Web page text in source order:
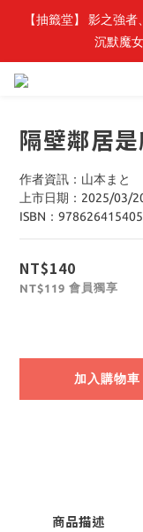
最新開賣
【抽籤堂】 影之強
沉默魔
隔壁鄰居是
作者資訊：山本まと
上市日期：2025/03/
ISBN：
NT$140
NT$119 會員獨享
加入購物車
商品描述